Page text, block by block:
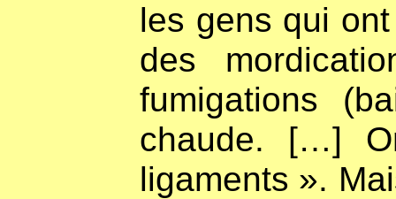
les gens qui
des
fumigations
chaude. […]
ligaments ».